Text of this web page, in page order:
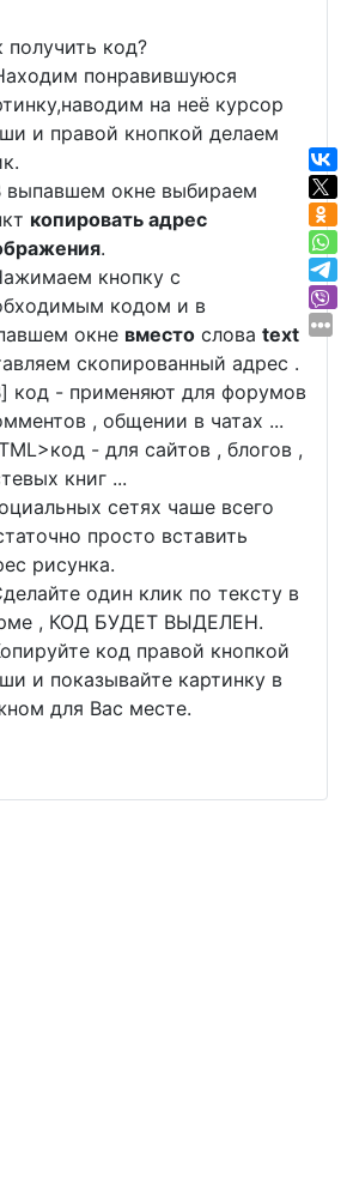
получить код?
понравившуюся
на неё курсор
и правой кнопкой делаем
выпавшем окне выбираем
копировать адрес
.
кнопку с
кодом и в
окне вместо слова text
скопированный адрес .
код - применяют для форумов
, общении в чатах ...
>код - для сайтов , блогов ,
книг ...
сетях чаше всего
просто вставить
рисунка.
один клик по тексту в
, КОД БУДЕТ ВЫДЕЛЕН.
код правой кнопкой
и показывайте картинку в
для Вас месте.